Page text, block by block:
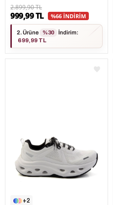
2.899,90 TL
999,99 TL %66 İNDİRİM
2. Ürüne %30 İndirim:
699,99 TL
2